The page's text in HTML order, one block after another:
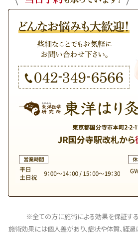
※全ての方に施術による効果を保証する
施術効果には個人差があり、症状や体質、経